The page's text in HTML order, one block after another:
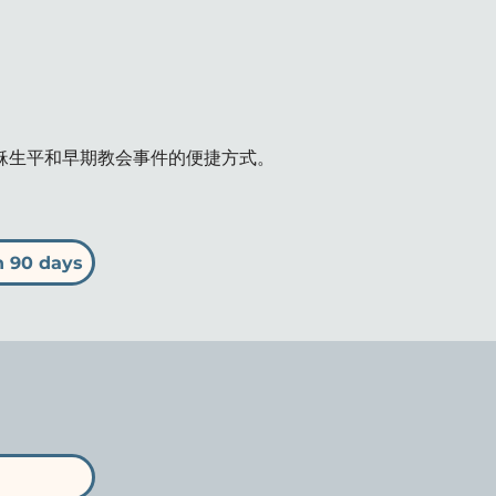
平和早期教会事件的便捷方式。
90 days